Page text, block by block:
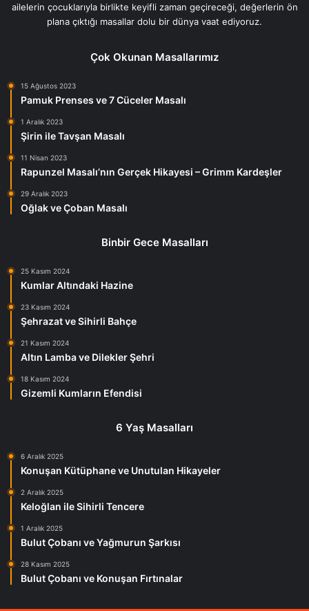
ailelerin çocuklarıyla birlikte keyifli zaman geçireceği, değerlerin ön
plana çıktığı masallar dolu bir dünya vaat ediyoruz.
Çok Okunan Masallarımız
15 Ağustos 2023
Pamuk Prenses ve 7 Cüceler Masalı
1 Aralık 2023
Şirin ile Tavşan Masalı
11 Nisan 2023
Rapunzel Masalı’nın Gerçek Hikayesi – Grimm Kardeşler
29 Aralık 2023
Oğlak ve Çoban Masalı
Binbir Gece Masalları
25 Kasım 2024
Kumlar Altındaki Hazine
23 Kasım 2024
Şehrazat ve Sihirli Bahçe
21 Kasım 2024
Altın Lamba ve Dilekler Şehri
18 Kasım 2024
Gizemli Kumların Efendisi
6 Yaş Masalları
6 Aralık 2025
Konuşan Kütüphane ve Unutulan Hikayeler
2 Aralık 2025
Keloğlan ile Sihirli Tencere
1 Aralık 2025
Bulut Çobanı ve Yağmurun Şarkısı
28 Kasım 2025
Bulut Çobanı ve Konuşan Fırtınalar